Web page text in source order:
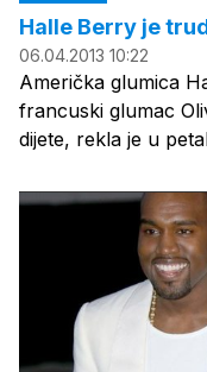
Halle Berry je
06.04.2013 10:22
Američka glumica
francuski glumac
dijete, rekla je u